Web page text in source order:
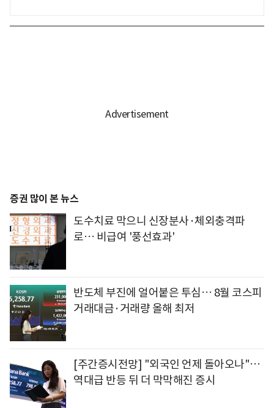
증권 많이 본 뉴스
도수치료 막으니 신장분사·체외충격파
로… 비급여 '풍선효과'
반도체 부진에 얼어붙은 투심… 8월 코스피
거래대금·거래량 올해 최저
[주간증시전망] "외국인 언제 돌아오나"…
역대급 반등 뒤 더 막막해진 증시